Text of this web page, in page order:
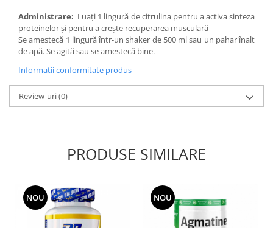
Administrare: Luați 1 lingură de citrulina pentru a activa sinteza
proteinelor și pentru a crește recuperarea musculară
Se amestecă 1 lingură într-un shaker de 500 ml sau un pahar înalt
de apă. Se agită sau se amestecă bine.
Informatii conformitate produs
Review-uri(0)
PRODUSE SIMILARE
NOU NOU